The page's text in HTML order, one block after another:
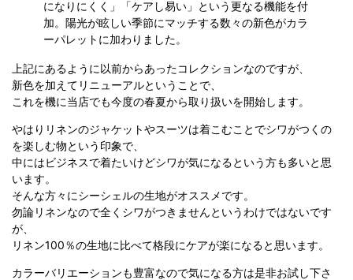
になりにくく」「ケアし易い」という更なる機能を付
加。陽光が眩しい季節にマッチする数々の新色がカラ
ーパレットに加わりました。
上記にあるように以前からあったコレクションなのですが、
新色を加えてリニューアルということで、
これを機に当店でも今度の春夏から取り扱いを開始します。
やはりリネンのジャケットやスーツは着こむことでシワがつくの
を楽しむ物という印象で、
中にはビジネスで着たいけどシワが気になるという方も多いと思
います。
そんな方々にシーシェルの生地がオススメです。
勿論リネンなので全くシワがつきませんというわけではないです
が、
リネン100％の生地に比べて格段にケアが楽になると思います。
カラーバリエーションも豊富なので気になる方は是非お試し下さ